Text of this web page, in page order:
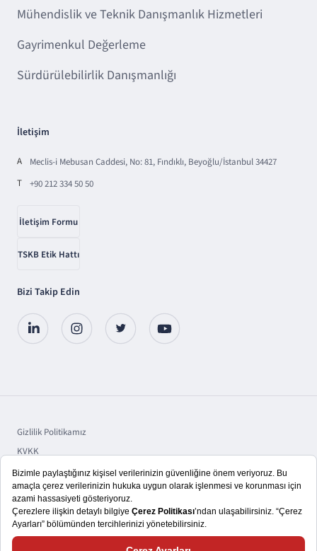
Mühendislik ve Teknik Danışmanlık Hizmetleri
Gayrimenkul Değerleme
Sürdürülebilirlik Danışmanlığı
İletişim
A
Meclis-i Mebusan Caddesi, No: 81, Fındıklı, Beyoğlu/İstanbul 34427
T
+90 212 334 50 50
İletişim Formu
TSKB Etik Hattı
Bizi Takip Edin
Gizlilik Politikamız
KVKK
Sorumluluk
Bilgi Toplumu Hizmetleri